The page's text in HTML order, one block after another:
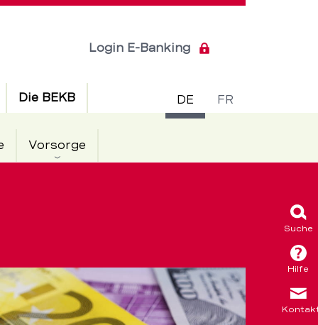
DE FR
Login E-Banking
Vorsorge
Die BEKB
Suche
Hilfe